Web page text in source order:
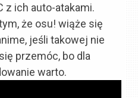
z ich auto-atakami.
że osu! wiąże się
jeśli takowej nie
przemóc, bo dla
warto.